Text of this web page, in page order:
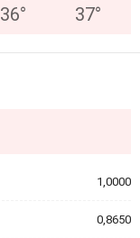
36° 37°
1,0000
0,8650